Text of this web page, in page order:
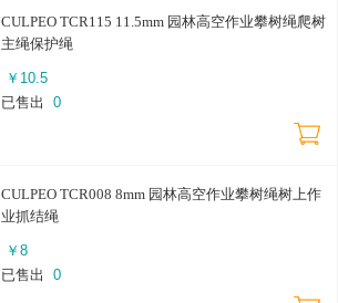
CULPEO TCR115 11.5mm 园林高空作业攀树绳爬树
主绳保护绳
￥ 10.5
已售出
0
CULPEO TCR008 8mm 园林高空作业攀树绳树上作
业抓结绳
￥ 8
已售出
0